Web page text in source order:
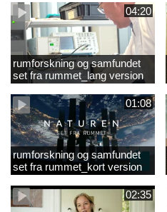
04:20
rumforskning og samfundet
set fra rummet_lang version
01:08
rumforskning og samfundet
set fra rummet_kort version
02:35